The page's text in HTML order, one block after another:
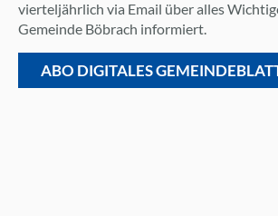
vierteljährlich via Email über alles
Gemeinde Böbrach informiert.
ABO DIGITALES